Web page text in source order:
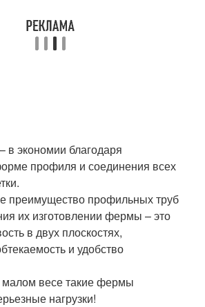
в экономии благодаря
профиля и соединения всех
преимущество профильных труб
их изготовлении фермы – это
в двух плоскостях,
и удобство
весе такие фермы
нагрузки!